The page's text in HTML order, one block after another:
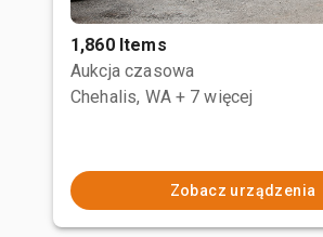
1,860 Items
Aukcja czasowa
Chehalis, WA + 7 więcej
Zobacz urządzenia